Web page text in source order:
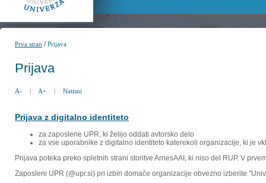
Prva stran /Prijava
Prijava
A- | A+ | Natisni
Prijava z digitalno identiteto
za zaposlene UPR, ki želijo oddati avtorsko delo
za vse uporabnike z digitalno identiteto katerekoli organizacije, ki je
Prijava poteka preko spletnih strani storitve ArnesAAI, ki niso del RUP. V
Zaposleni UPR (@upr.si) pri izbiri domače organizacije obvezno izberite